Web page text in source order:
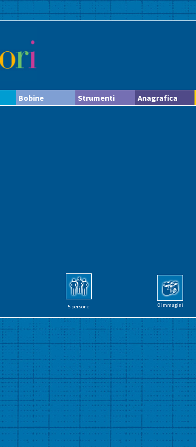
Bobine Strumenti Anagrafica
5 persone 0 immagini